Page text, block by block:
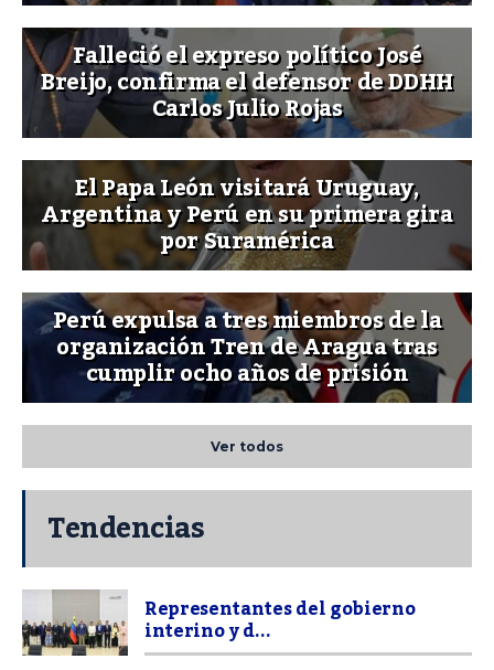
Falleció el expreso político José
Breijo, confirma el defensor de DDHH
Carlos Julio Rojas
El Papa León visitará Uruguay,
Argentina y Perú en su primera gira
por Suramérica
Perú expulsa a tres miembros de la
organización Tren de Aragua tras
cumplir ocho años de prisión
Ver todos
Tendencias
Representantes del gobierno
interino y d...